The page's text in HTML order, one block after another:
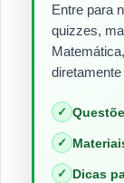
Entre para
quizzes,
✓
✓
✓ Dicas